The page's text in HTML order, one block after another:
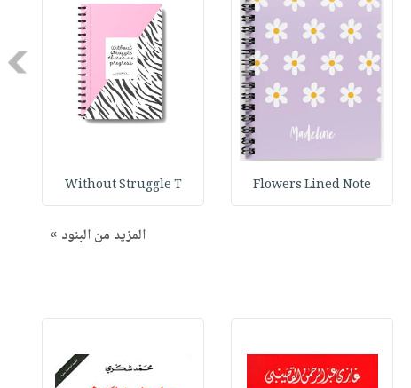
Flowers Lined Note
Without Struggle T
المزيد من البنود »